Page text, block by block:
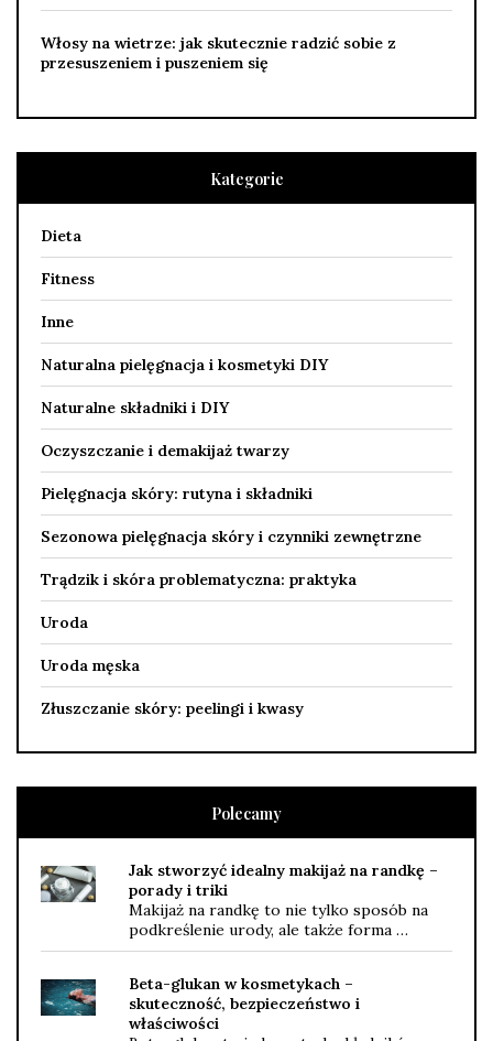
Włosy na wietrze: jak skutecznie radzić sobie z
przesuszeniem i puszeniem się
Kategorie
Dieta
Fitness
Inne
Naturalna pielęgnacja i kosmetyki DIY
Naturalne składniki i DIY
Oczyszczanie i demakijaż twarzy
Pielęgnacja skóry: rutyna i składniki
Sezonowa pielęgnacja skóry i czynniki zewnętrzne
Trądzik i skóra problematyczna: praktyka
Uroda
Uroda męska
Złuszczanie skóry: peelingi i kwasy
Polecamy
Jak stworzyć idealny makijaż na randkę –
porady i triki
Makijaż na randkę to nie tylko sposób na
podkreślenie urody, ale także forma …
Beta-glukan w kosmetykach –
skuteczność, bezpieczeństwo i
właściwości